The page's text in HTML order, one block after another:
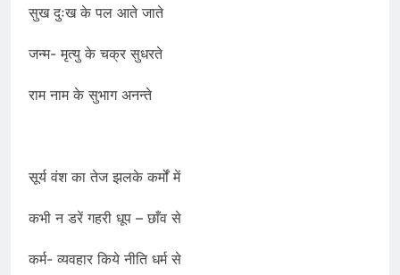
सुख दुःख के पल आते जाते
जन्म- मृत्यु के चक्र सुधरते
राम नाम के सुभाग अनन्ते
सूर्य वंश का तेज झलके कर्मों में
कभी न डरें गहरी धूप – छाँव से
कर्म- व्यवहार किये नीति धर्म से